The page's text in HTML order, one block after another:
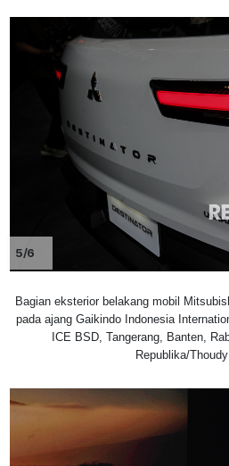
5/6
Bagian eksterior belakang mobil
pada ajang Gaikindo Indonesia
ICE BSD, Tangerang, Banten,
Republika/